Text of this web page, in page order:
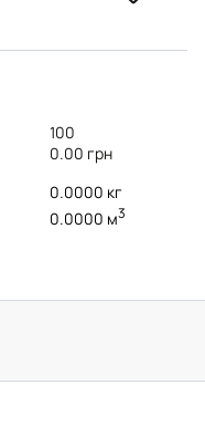
100
0.00 грн
0.0000 кг
0.0000 м3